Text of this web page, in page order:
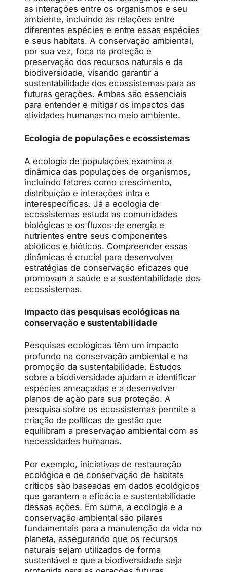
as interações entre os organismos e seu
ambiente, incluindo as relações entre
diferentes espécies e entre essas espécies
e seus habitats. A conservação ambiental,
por sua vez, foca na proteção e
preservação dos recursos naturais e da
biodiversidade, visando garantir a
sustentabilidade dos ecossistemas para as
futuras gerações. Ambas são essenciais
para entender e mitigar os impactos das
atividades humanas no meio ambiente.
Ecologia de populações e ecossistemas
A ecologia de populações examina a
dinâmica das populações de organismos,
incluindo fatores como crescimento,
distribuição e interações intra e
interespecíficas. Já a ecologia de
ecossistemas estuda as comunidades
biológicas e os fluxos de energia e
nutrientes entre seus componentes
abióticos e bióticos. Compreender essas
dinâmicas é crucial para desenvolver
estratégias de conservação eficazes que
promovam a saúde e a sustentabilidade dos
ecossistemas.
Impacto das pesquisas ecológicas na
conservação e sustentabilidade
Pesquisas ecológicas têm um impacto
profundo na conservação ambiental e na
promoção da sustentabilidade. Estudos
sobre a biodiversidade ajudam a identificar
espécies ameaçadas e a desenvolver
planos de ação para sua proteção. A
pesquisa sobre os ecossistemas permite a
criação de políticas de gestão que
equilibram a preservação ambiental com as
necessidades humanas.
Por exemplo, iniciativas de restauração
ecológica e de conservação de habitats
críticos são baseadas em dados ecológicos
que garantem a eficácia e sustentabilidade
dessas ações. Em suma, a ecologia e a
conservação ambiental são pilares
fundamentais para a manutenção da vida no
planeta, assegurando que os recursos
naturais sejam utilizados de forma
sustentável e que a biodiversidade seja